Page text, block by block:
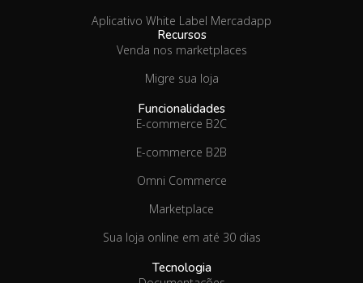
Aplicativo White Label Mercadapp
Recursos
Venda nos marketplaces
Migre sua loja
Funcionalidades
E-commerce B2C
E-commerce B2B
Omni Commerce
Marketplace
Sua loja online em até 30 dias
Tecnologia